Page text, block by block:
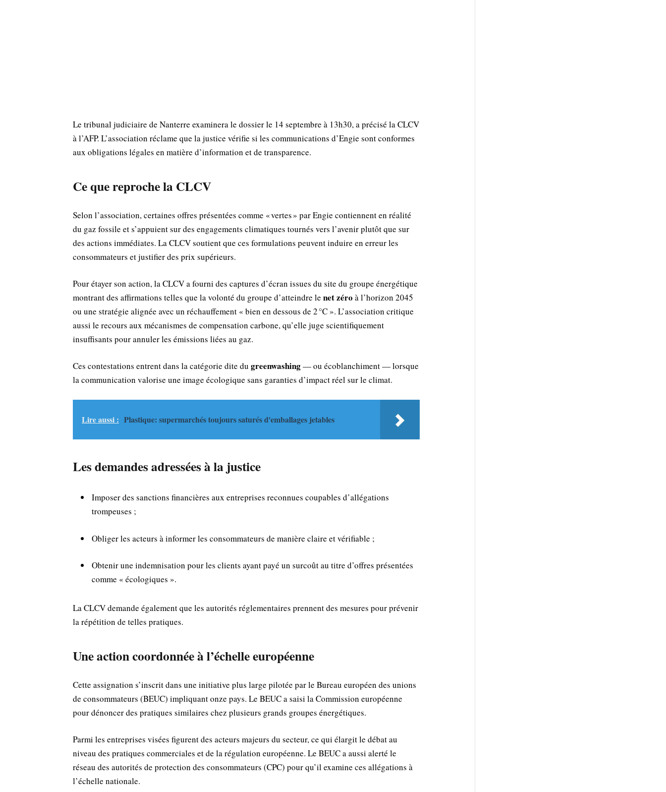
Le tribunal judiciaire de Nanterre examinera le dossier le 14 septembre à 13h30, a précisé la CLCV
à l’AFP. L’association réclame que la justice vérifie si les communications d’Engie sont conformes
aux obligations légales en matière d’information et de transparence.
Ce que reproche la CLCV
Selon l’association, certaines offres présentées comme « vertes » par Engie contiennent en réalité
du gaz fossile et s’appuient sur des engagements climatiques tournés vers l’avenir plutôt que sur
des actions immédiates. La CLCV soutient que ces formulations peuvent induire en erreur les
consommateurs et justifier des prix supérieurs.
Pour étayer son action, la CLCV a fourni des captures d’écran issues du site du groupe énergétique
montrant des affirmations telles que la volonté du groupe d’atteindre le net zéro à l’horizon 2045
ou une stratégie alignée avec un réchauffement « bien en dessous de 2 °C ». L’association critique
aussi le recours aux mécanismes de compensation carbone, qu’elle juge scientifiquement
insuffisants pour annuler les émissions liées au gaz.
Ces contestations entrent dans la catégorie dite du greenwashing— ou écoblanchiment — lorsque
la communication valorise une image écologique sans garanties d’impact réel sur le climat.
Lire aussi : Plastique: supermarchés toujours saturés d'emballages jetables
Les demandes adressées à la justice
Imposer des sanctions financières aux entreprises reconnues coupables d’allégations
trompeuses ;
Obliger les acteurs à informer les consommateurs de manière claire et vérifiable ;
Obtenir une indemnisation pour les clients ayant payé un surcoût au titre d’offres présentées
comme « écologiques ».
La CLCV demande également que les autorités réglementaires prennent des mesures pour prévenir
la répétition de telles pratiques.
Une action coordonnée à l’échelle européenne
Cette assignation s’inscrit dans une initiative plus large pilotée par le Bureau européen des unions
de consommateurs (BEUC) impliquant onze pays. Le BEUC a saisi la Commission européenne
pour dénoncer des pratiques similaires chez plusieurs grands groupes énergétiques.
Parmi les entreprises visées figurent des acteurs majeurs du secteur, ce qui élargit le débat au
niveau des pratiques commerciales et de la régulation européenne. Le BEUC a aussi alerté le
réseau des autorités de protection des consommateurs (CPC) pour qu’il examine ces allégations à
l’échelle nationale.